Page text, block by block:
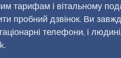
тарифам і вітальному
пробний дзвінок. Ви
телефони, і